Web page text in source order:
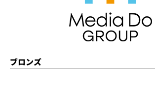
ブロンズ